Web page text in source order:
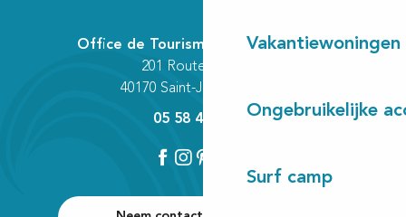
Vakantiewoningen
Ongebruikelijke
Surf camp
Office de Tourisme Communautaire
201 Route des Lacs
40170 Saint-Julien-en-Born
05 58 42 89 80